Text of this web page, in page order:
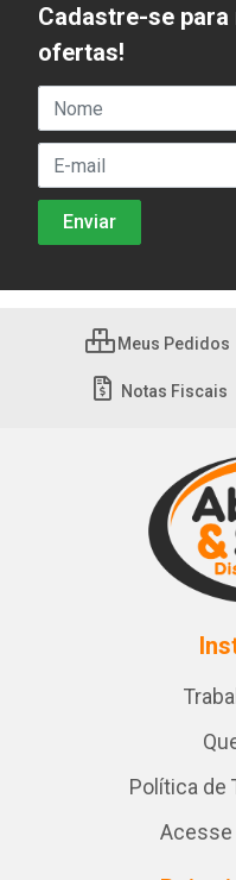
Cadastre-se
ofertas!
Meus Pedidos
Notas Fiscais
Política de
Acesse